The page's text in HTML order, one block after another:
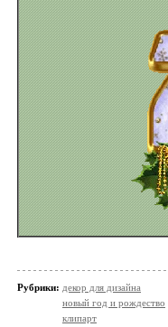
Рубрики: декор для дизайна
новый год и рождество
клипарт